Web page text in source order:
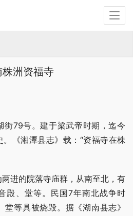
株洲资福寺
街79号。建于梁武帝时期，迄今
《湘潭县志》载：“资福寺在株
进的院落寺庙群，从南至北，有
殿、堂等。民国7年南北战争时
等具被烧毁。据《湖南县志》